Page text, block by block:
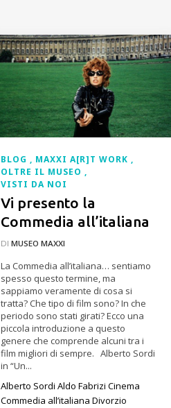
BLOG MAXXI A[R]T WORK
OLTRE IL MUSEO
VISTI DA NOI
Vi presento la
Commedia all’italiana
DIMUSEO MAXXI
La Commedia all’italiana… sentiamo
spesso questo termine, ma
sappiamo veramente di cosa si
tratta? Che tipo di film sono? In che
periodo sono stati girati? Ecco una
piccola introduzione a questo
genere che comprende alcuni tra i
film migliori di sempre. Alberto Sordi
in “Un...
Alberto SordiAldo FabriziCinema
Commedia all’italianaDivorzio